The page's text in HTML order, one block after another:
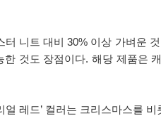
니트 대비 30% 이상 가벼운
것도 장점이다. 해당 제품은
레드’ 컬러는 크리스마스를